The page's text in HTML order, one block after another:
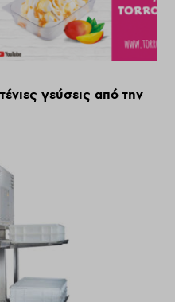
γεύσεις από την